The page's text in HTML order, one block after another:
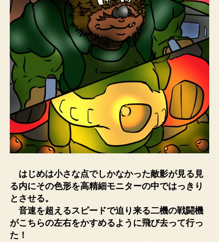
はじめは小さな点でしかなかった敵影が見る見
る内にその色形を高精細モニターの中ではっきり
とさせる。
音速を超えるスピードで迫り来る二機の戦闘機
がこちらの左右をかすめるように飛び去って行っ
た！